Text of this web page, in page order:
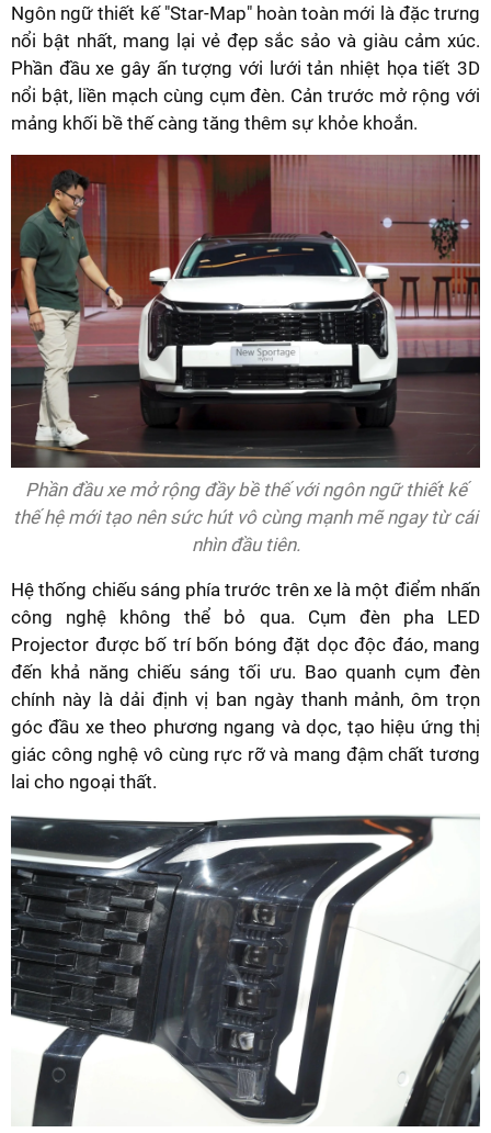
Ngôn ngữ thiết kế "Star-Map" hoàn toàn mới là đặc trưng
nổi bật nhất, mang lại vẻ đẹp sắc sảo và giàu cảm xúc.
Phần đầu xe gây ấn tượng với lưới tản nhiệt họa tiết 3D
nổi bật, liền mạch cùng cụm đèn. Cản trước mở rộng với
mảng khối bề thế càng tăng thêm sự khỏe khoắn.
Phần đầu xe mở rộng đầy bề thế với ngôn ngữ thiết kế
thế hệ mới tạo nên sức hút vô cùng mạnh mẽ ngay từ cái
nhìn đầu tiên.
Hệ thống chiếu sáng phía trước trên xe là một điểm nhấn
công nghệ không thể bỏ qua. Cụm đèn pha LED
Projector được bố trí bốn bóng đặt dọc độc đáo, mang
đến khả năng chiếu sáng tối ưu. Bao quanh cụm đèn
chính này là dải định vị ban ngày thanh mảnh, ôm trọn
góc đầu xe theo phương ngang và dọc, tạo hiệu ứng thị
giác công nghệ vô cùng rực rỡ và mang đậm chất tương
lai cho ngoại thất.